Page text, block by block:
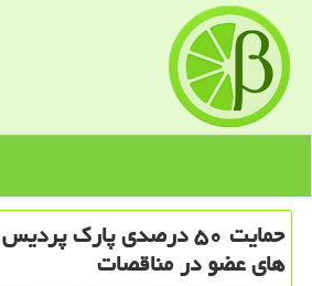
حمایت ۵۰ درصدی پارك
های عضو در مناقصات